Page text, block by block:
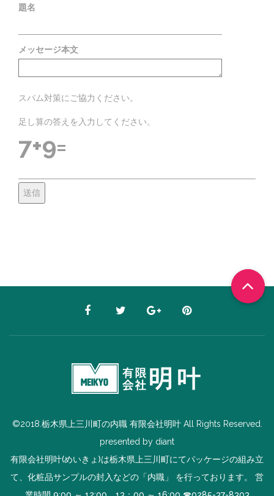
題名
メッセージ本文
スパム対策にご協力ください。
足し算の答えを入力してください。
7+9=
©2018.栃木県上三川町の内職 有限会社明叶 All Rights Reserved.
presented by diant
有限会社明叶(めいきょ)は栃木県上三川町にてパッケージの組み立
て、化粧品サンプルの封入などの「内職」 を行っております。 営